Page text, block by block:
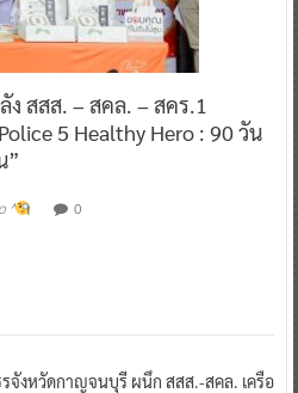
สสส. – สคล. – สคร.1
5 Healthy Hero : 90 วัน
”
^ 0
จังหวัดกาญจนบุรี ผนึก สสส.-สคล. เครือ